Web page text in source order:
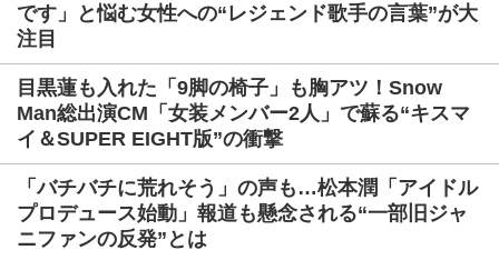
です」と悩む女性への“レジェンド歌手の言葉”が大
注目
目黒蓮も入れた「9脚の椅子」も胸アツ！Snow
Man総出演CM「女装メンバー2人」で蘇る“キスマ
イ＆SUPER EIGHT版”の衝撃
「バチバチに荒れそう」の声も…松本潤「アイドル
プロデュース始動」報道も懸念される“一部旧ジャ
ニファンの反発”とは